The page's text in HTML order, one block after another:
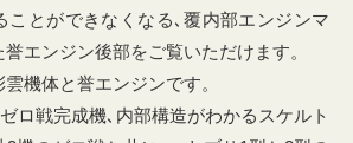
ことができなくなる､覆内部エンジンマ
エンジン後部をご覧いただけます。
機体と誉エンジンです。
ロ戦完成機､内部構造がわかるスケルト